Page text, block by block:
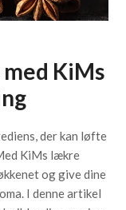
KiMs
der kan løfte
KiMs lækre
og give dine
I denne artikel